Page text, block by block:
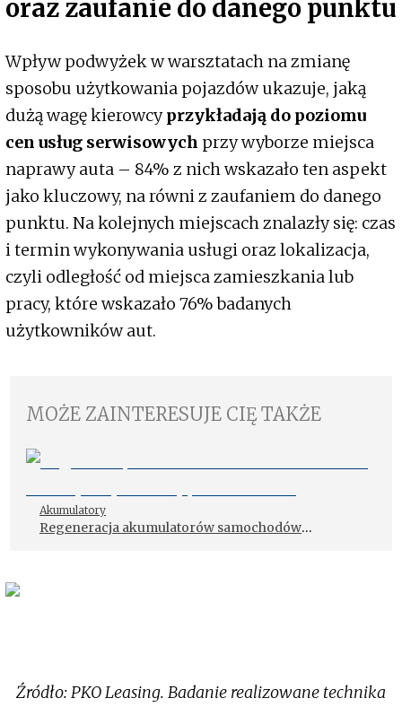
oraz zaufanie do danego punktu
Wpływ podwyżek w warsztatach na zmianę
sposobu użytkowania pojazdów ukazuje, jaką
dużą wagę kierowcyprzykładają do poziomu
cen usług serwisowych przy wyborze miejsca
naprawy auta – 84% z nich wskazało ten aspekt
jako kluczowy, na równi z zaufaniem do danego
punktu. Na kolejnych miejscach znalazły się: czas
i termin wykonywania usługi oraz lokalizacja,
czyli odległość od miejsca zamieszkania lub
pracy, które wskazało 76% badanych
użytkowników aut.
MOŻE ZAINTERESUJE CIĘ TAKŻE
Akumulatory
Regeneracja akumulatorów samochodów
Źródło: PKO Leasing. Badanie realizowane technika